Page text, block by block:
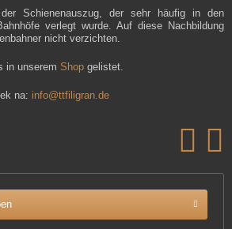
Schienenauszug, der sehr häufig in den
verlegt wurde. Auf diese Nachbildung
nicht verzichten.
in unserem Shop gelistet.
na: info@ttfiligran.de